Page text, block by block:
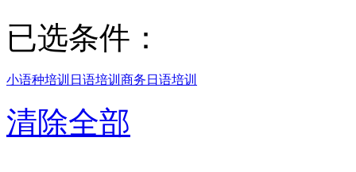
已选条件：
小语种培训 日语培训 商务日语培训
清除全部